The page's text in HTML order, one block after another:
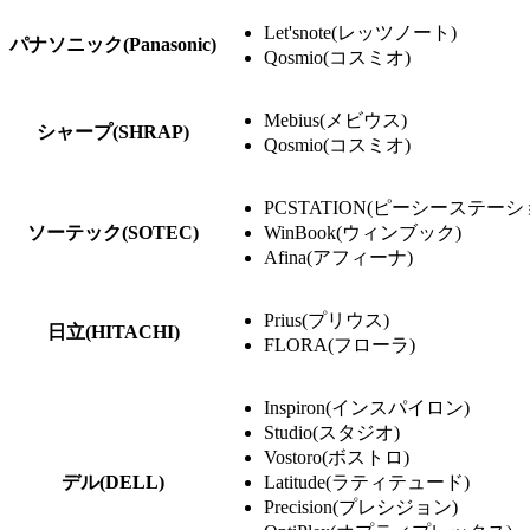
パナソニック(Panasonic)
Let'snote(レッツノート)
Qosmio(コスミオ)
シャープ(SHRAP)
Mebius(メビウス)
Qosmio(コスミオ)
ソーテック(SOTEC)
PCSTATION(ピーシーステーシ
WinBook(ウィンブック)
Afina(アフィーナ)
日立(HITACHI)
Prius(プリウス)
FLORA(フローラ)
デル(DELL)
Inspiron(インスパイロン)
Studio(スタジオ)
Vostoro(ボストロ)
Latitude(ラティテュード)
Precision(プレシジョン)